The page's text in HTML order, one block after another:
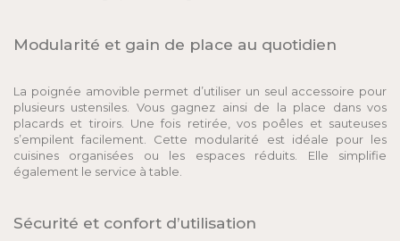
Modularité et gain de place au quotidien
La poignée amovible permet d’utiliser un seul accessoire pour
plusieurs ustensiles. Vous gagnez ainsi de la place dans vos
placards et tiroirs. Une fois retirée, vos poêles et sauteuses
s’empilent facilement. Cette modularité est idéale pour les
cuisines organisées ou les espaces réduits. Elle simplifie
également le service à table.
Sécurité et confort d’utilisation